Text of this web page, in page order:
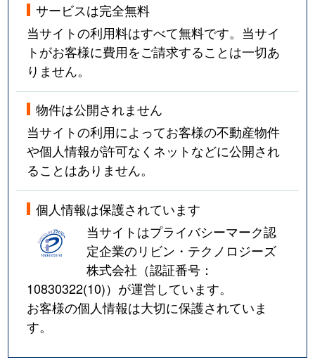
サービスは完全無料
当サイトの利用料はすべて無料です。当サイ
トがお客様に費用をご請求することは一切あ
りません。
物件は公開されません
当サイトの利用によってお客様の不動産物件
や個人情報が許可なくネットなどに公開され
ることはありません。
個人情報は保護されています
当サイトはプライバシーマーク認
定企業のリビン・テクノロジーズ
株式会社（認証番号：
10830322(10)）が運営しています。
お客様の個人情報は大切に保護されていま
す。